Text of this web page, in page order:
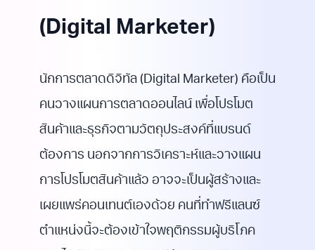
(Digital Marketer)
นักการตลาดดิจิทัล (Digital Marketer) คือเป็น
คนวางแผนการตลาดออนไลน์ เพื่อโปรโมต
สินค้าและธุรกิจตามวัตถุประสงค์ที่แบรนด์
ต้องการ นอกจากการวิเคราะห์และวางแผน
การโปรโมตสินค้าแล้ว อาจจะเป็นผู้สร้างและ
เผยแพร่คอนเทนต์เองด้วย คนที่ทำฟรีแลนซ์
ตำแหน่งนี้จะต้องเข้าใจพฤติกรรมผู้บริโภค